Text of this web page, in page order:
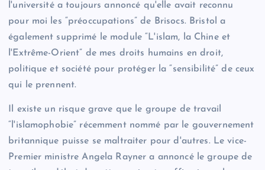
l'université a toujours annoncé qu'elle avait reconnu
pour moi les “préoccupations” de Brisocs. Bristol a
également supprimé le module “L'islam, la Chine et
l'Extrême-Orient” de mes droits humains en droit,
politique et société pour protéger la “sensibilité” de ceux
qui le prennent.
Il existe un risque grave que le groupe de travail
“l'islamophobie” récemment nommé par le gouvernement
britannique puisse se maltraiter pour d'autres. Le vice-
Premier ministre Angela Rayner a annoncé le groupe de